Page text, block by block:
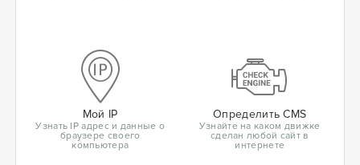
Мой IP
Узнать IP адрес и данные о
браузере своего
компьютера
Определить CMS
Узнайте на каком движке
сделан любой сайт в
интернете